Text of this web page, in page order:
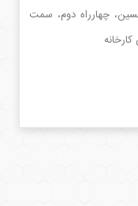
چهارراه دوم، سمت